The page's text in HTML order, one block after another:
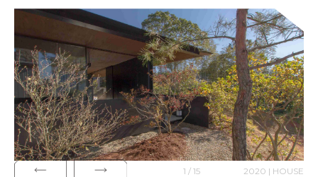
1 / 15 2020 | HOUSE